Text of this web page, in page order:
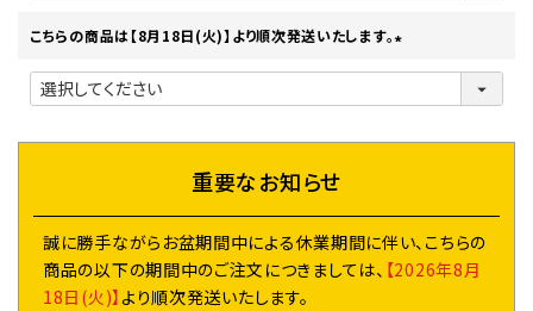
)
こちらの商品は【8月18日(火)】より順次発送いたします。
(
)
重要なお知らせ
誠に勝手ながらお盆期間中による休業期間に伴い、こちらの
商品の以下の期間中のご注文につきましては、 【2026年8月
18日(火)】 より順次発送いたします。